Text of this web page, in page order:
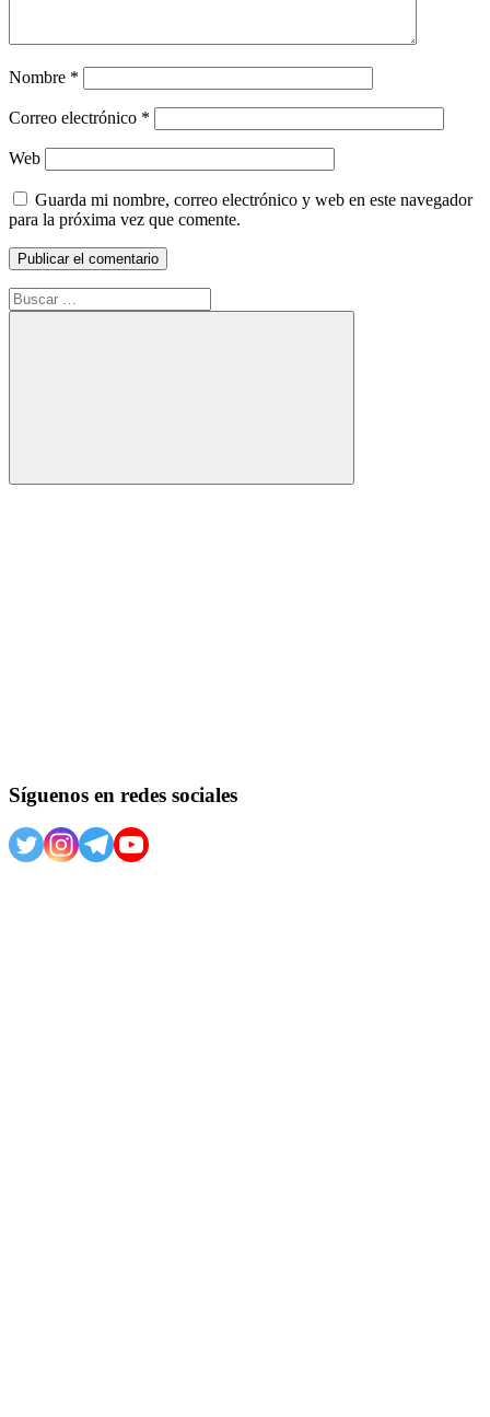
Nombre *
Correo electrónico *
Web
Guarda mi nombre, correo electrónico y web en este navegador
para la próxima vez que comente.
Buscar:
Buscar
Síguenos en redes sociales